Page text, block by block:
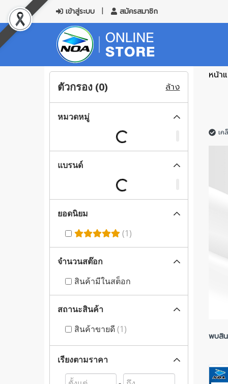
เข้าสู่ระบบ สมัครสมาชิก
หน้า
เค
พบสิ
ตัวกรอง (0) ล้าง
หมวดหมู่
แบรนด์
ยอดนิยม
(1)
จำนวนสต๊อก
สินค้ามีในสต็อก
สถานะสินค้า
สินค้าขายดี(1)
เรียงตามราคา